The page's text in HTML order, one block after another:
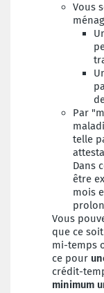
Vous
Par
telle
Dans
être
mois
Vous
que ce
mi-temps
ce pour
crédit-
minimum